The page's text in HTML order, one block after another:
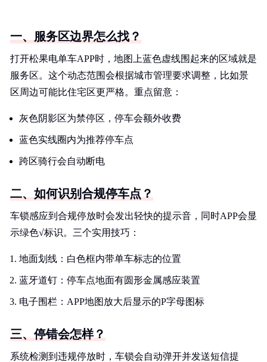
一、服务区边界怎么找？
打开松果电单车APP时，地图上蓝色虚线围起来的区域就是
服务区。这个动态范围会根据城市管理要求调整，比如景
区周边可能比住宅区更严格。重点留意：
灰色阴影区为禁停区，停车会额外收费
蓝色实线圈内为推荐停车点
跨区骑行会自动断电
二、如何识别合规停车点？
车锁感应到合规停放时会发出轻快的提示音，同时APP会显
示绿色√标识。三个实用技巧：
地面划线：白色框内带单车标志的位置
蓝牙道钉：停车点地面有圆形金属感应装置
电子围栏：APP地图放大后显示的P字母图标
三、停错会怎样？
系统检测到违规停放时，车锁会自动弹开并发送短信提